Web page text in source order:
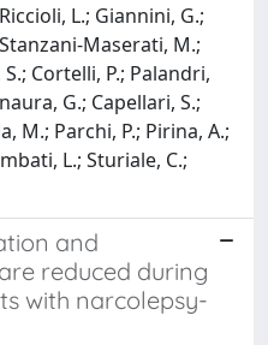
L.; Giannini, G.;
Maserati, M.;
S.; Cortelli, P.; Palandri,
G.; Capellari, S.;
M.; Parchi, P.; Pirina, A.;
L.; Sturiale, C.;
and
reduced during
with narcolepsy-